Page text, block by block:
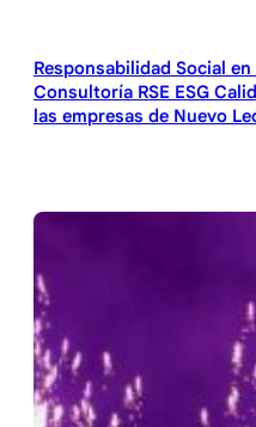
contenido
Responsabilidad Social en
Consultoría RSE ESG
las empresas de Nuevo